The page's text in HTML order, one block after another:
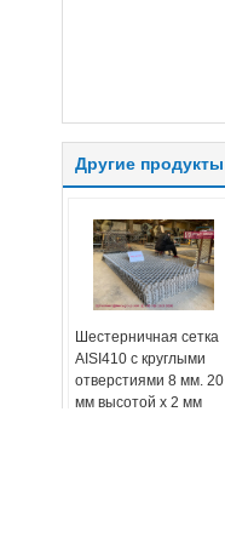
Другие продукты
Шестерничная сетка
AISI410 с круглыми
отверстиями 8 мм. 20
мм высотой х 2 мм